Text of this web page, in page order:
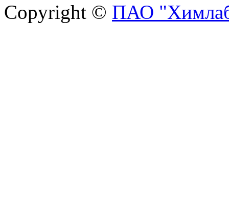
Copyright © ПАО